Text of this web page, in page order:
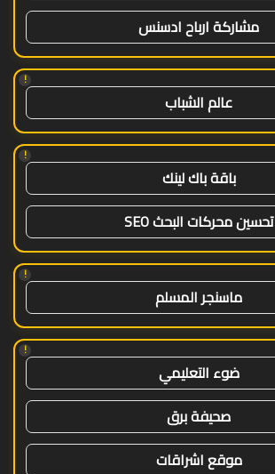
مشاركة ارباح ادسنس
!
عالم الشباب
!
باقة باك لينك
تحسين محركات البحث SEO
!
ماسنجر المسلم
!
ضوء التعليمي
صحيفة برق
موقع اشراقات